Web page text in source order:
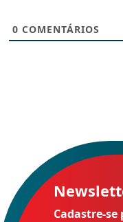
0 COMENTÁRIOS
Cadastre-se